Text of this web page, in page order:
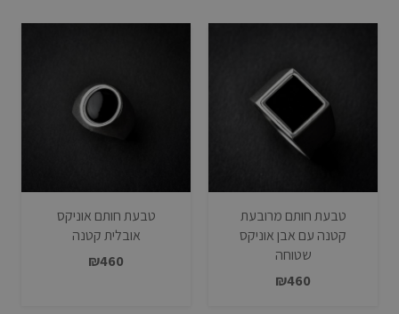
טבעת חותם מרובעת
קטנה עם אבן אוניקס
שטוחה
₪460
טבעת חותם אוניקס
אובלית קטנה
₪460